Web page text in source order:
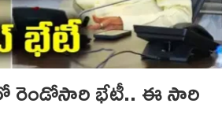
రెండోసారి భేటీ.. ఈ సారి